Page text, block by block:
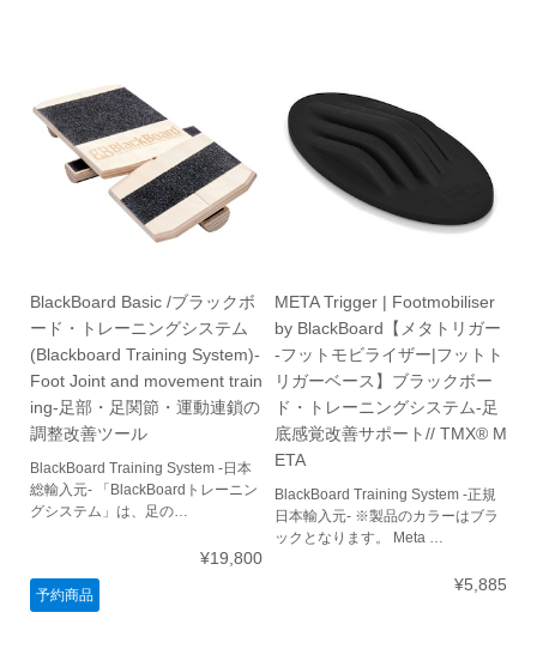
BlackBoard Basic /ブラックボ
ード・トレーニングシステム
(Blackboard Training System)-
Foot Joint and movement train
ing-足部・足関節・運動連鎖の
調整改善ツール
BlackBoard Training System -日本
総輸入元- 「BlackBoardトレーニン
グシステム」は、足の…
¥19,800
予約商品
META Trigger | Footmobiliser
by BlackBoard【メタトリガー
-フットモビライザー|フットト
リガーベース】ブラックボー
ド・トレーニングシステム-足
底感覚改善サポート// TMX® M
ETA
BlackBoard Training System -正規
日本輸入元- ※製品のカラーはブラ
ックとなります。 Meta …
¥5,885